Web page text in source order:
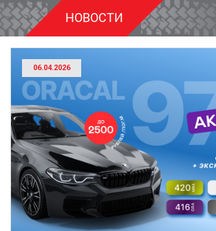
НОВОСТИ
06.04.2026